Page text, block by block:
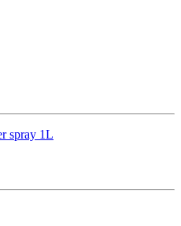
spray 1L